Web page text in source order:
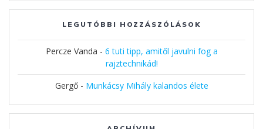
LEGUTÓBBI HOZZÁSZÓLÁSOK
Percze Vanda - 6 tuti tipp, amitől javulni fog a
rajztechnikád!
Gergő- Munkácsy Mihály kalandos élete